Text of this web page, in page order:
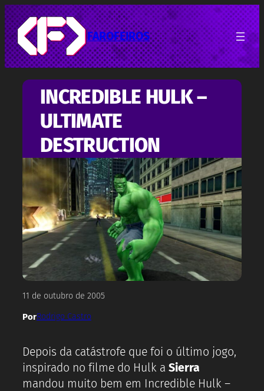
Pular
para
o
conteúdo
FAROFEIROS
INCREDIBLE HULK –
ULTIMATE
DESTRUCTION
11 de outubro de 2005
PorRodrigo Castro
Depois da catástrofe que foi o último jogo,
inspirado no filme do Hulk a Sierra
mandou muito bem em Incredible Hulk –